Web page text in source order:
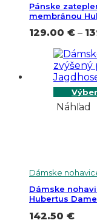
Pánske
membránou
129.00 € –
Náhľad
Dámske
Dámske
Hubertus
142.50 €